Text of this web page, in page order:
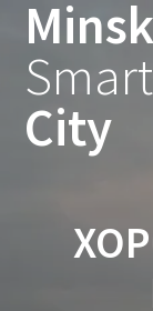
Minsk
Smart
City